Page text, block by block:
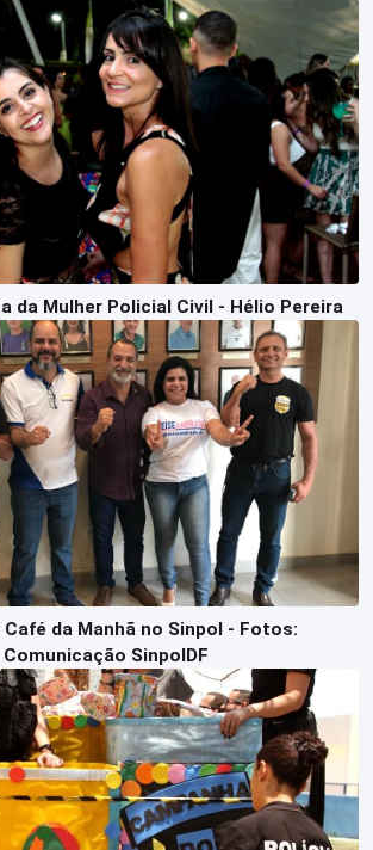
da Mulher Policial Civil - Hélio Pereira
Café da Manhã no Sinpol - Fotos:
Comunicação SinpolDF